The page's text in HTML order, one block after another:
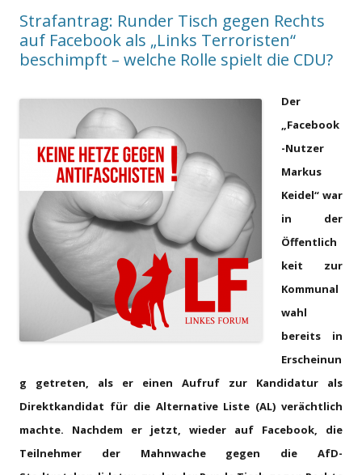
Strafantrag: Runder Tisch gegen Rechts
auf Facebook als „Links Terroristen“
beschimpft – welche Rolle spielt die CDU?
Der
„Facebook
-Nutzer
Markus
Keidel“ war
in der
Öffentlich
keit zur
Kommunal
wahl
bereits in
Erscheinun
g getreten, als er einen Aufruf zur Kandidatur als
Direktkandidat für die Alternative Liste (AL) verächtlich
machte. Nachdem er jetzt, wieder auf Facebook, die
Teilnehmer der Mahnwache gegen die AfD-